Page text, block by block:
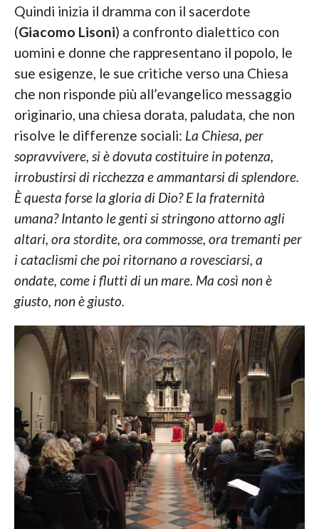
Quindi inizia il dramma con il sacerdote
(Giacomo Lisoni) a confronto dialettico con
uomini e donne che rappresentano il popolo, le
sue esigenze, le sue critiche verso una Chiesa
che non risponde più all’evangelico messaggio
originario, una chiesa dorata, paludata, che non
risolve le differenze sociali: La Chiesa, per
sopravvivere, si è dovuta costituire in potenza,
irrobustirsi di ricchezza e ammantarsi di splendore.
È questa forse la gloria di Dio? E la fraternità
umana? Intanto le genti si stringono attorno agli
altari, ora stordite, ora commosse, ora tremanti per
i cataclismi che poi ritornano a rovesciarsi, a
ondate, come i flutti di un mare. Ma così non è
giusto, non è giusto.